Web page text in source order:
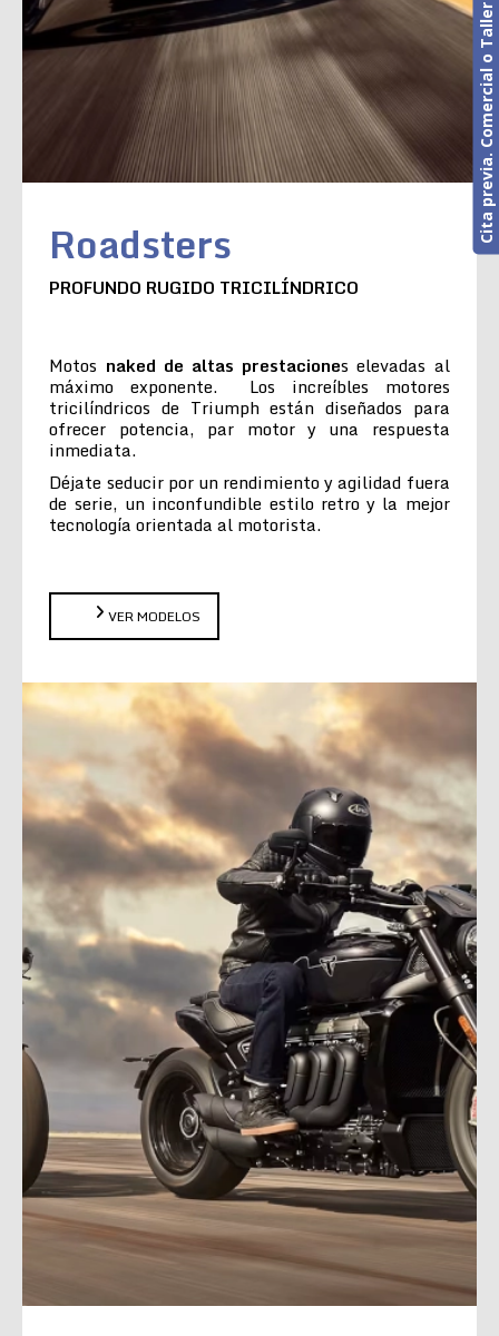
Roadsters
PROFUNDO RUGIDO TRICILÍNDRICO
Motos naked de altas prestaciones elevadas al
máximo exponente. Los increíbles motores
tricilíndricos de Triumph están diseñados para
ofrecer potencia, par motor y una respuesta
inmediata.
Déjate seducir por un rendimiento y agilidad fuera
de serie, un inconfundible estilo retro y la mejor
tecnología orientada al motorista.
VER MODELOS
Cita previa. Comercial o Taller